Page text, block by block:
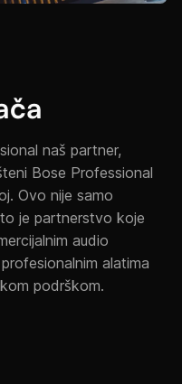
naš partner,
Bose Professional
Ovo nije samo
je partnerstvo koje
audio
alatima
podrškom.